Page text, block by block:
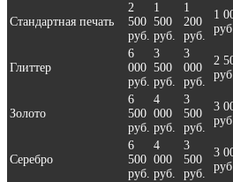
Стандартная печать
2
500
руб.
1
500
руб.
1
200
руб.
1
Глиттер
6
000
руб.
3
500
руб.
3
000
руб.
2
Золото
6
500
руб.
4
000
руб.
3
500
руб.
3
Серебро
6
500
руб.
4
000
руб.
3
500
руб.
3